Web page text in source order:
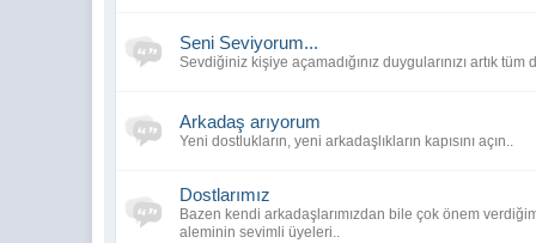
söylediğim bu.
@ yusufdemir55 :
Günaydın arkadaşlar..
@ hüfyaa : Bir tanesi video olarak çıktı ama.
@ hüfyaa : Neden, neden, neden?
Seni Seviyorum...
Sevdiğiniz kişiye açamadığınız duygularınızı artık tüm
Arkadaş arıyorum
Yeni dostlukların, yeni arkadaşlıkların kapısını açın..
Dostlarımız
Bazen kendi arkadaşlarımızdan bile çok önem
aleminin sevimli üyeleri..